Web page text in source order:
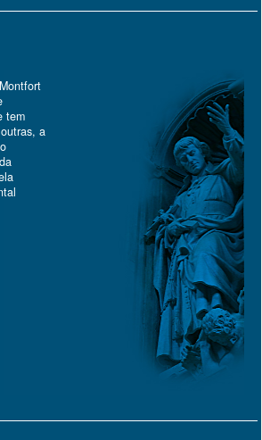
tem
a